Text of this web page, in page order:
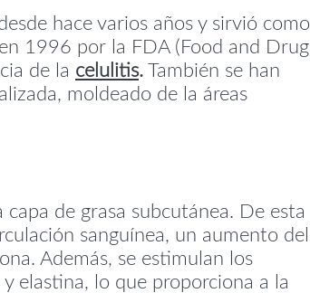
hace varios años y sirvió como
1996 por la FDA (Food and Drug
de la celulitis. También se han
moldeado de la áreas
de grasa subcutánea. De esta
sanguínea, un aumento del
Además, se estimulan los
elastina, lo que proporciona a la